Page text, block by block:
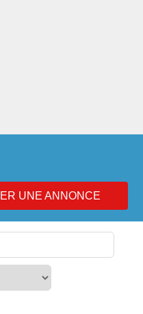
UNE ANNONCE